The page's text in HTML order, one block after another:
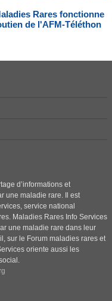
Rares fonctionne
de l'AFM-Téléthon
d’informations et
une maladie rare. Il est
service national
Maladies Rares Info Services
une maladie rare dans leur
sur le Forum maladies rares et
oriente aussi les